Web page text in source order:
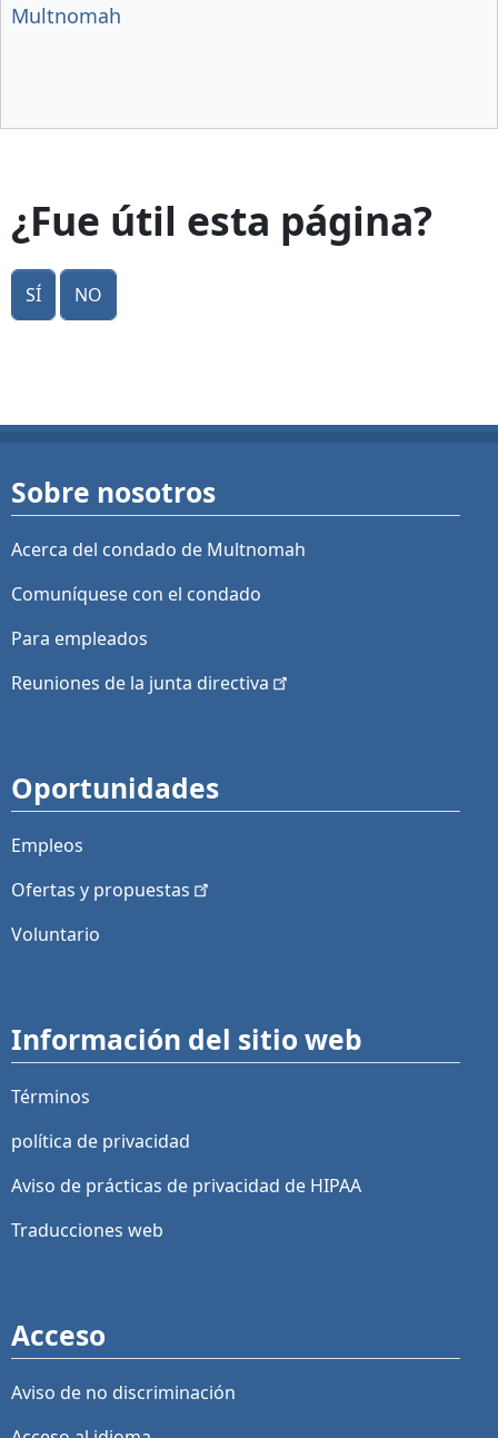
Multnomah
¿Fue útil esta página?
Sí No
Sobre nosotros
Acerca del condado de Multnomah
Comuníquese con el condado
Para empleados
Reuniones de la junta directiva
Oportunidades
Empleos
Ofertas y propuestas
Voluntario
Información del sitio web
Términos
política de privacidad
Aviso de prácticas de privacidad de HIPAA
Traducciones web
Acceso
Aviso de no discriminación